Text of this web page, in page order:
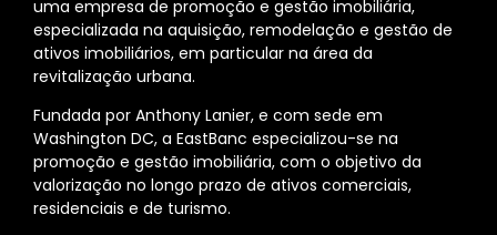
uma empresa de promoção e gestão imobiliária,
especializada na aquisição, remodelação e gestão de
ativos imobiliários, em particular na área da
revitalização urbana.
Fundada por Anthony Lanier, e com sede em
Washington DC, a EastBanc especializou-se na
promoção e gestão imobiliária, com o objetivo da
valorização no longo prazo de ativos comerciais,
residenciais e de turismo.